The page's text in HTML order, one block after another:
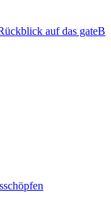
auf das gateB